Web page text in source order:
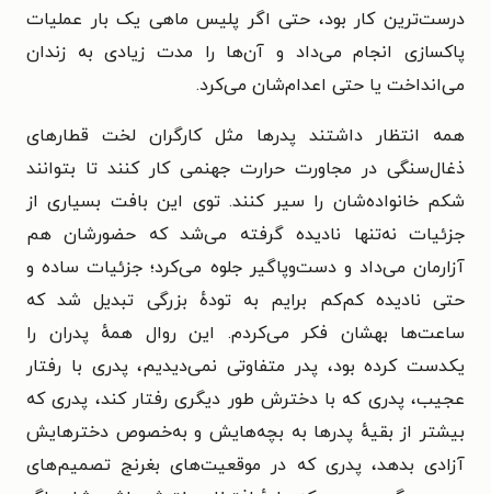
درست‌ترین کار بود، حتی اگر پلیس ماهی یک بار عملیات
پاکسازی انجام می‌داد و آن‌ها را مدت زیادی به زندان
می‌انداخت یا حتی اعدام‌شان می‌کرد.
همه انتظار داشتند پدرها مثل کارگران لخت قطارهای
ذغال‌سنگی در مجاورت حرارت جهنمی کار کنند تا بتوانند
شکم خانواده‌شان را سیر کنند. توی این بافت بسیاری از
جزئیات نه‌تنها نادیده گرفته می‌شد که حضورشان هم
آزارمان می‌داد و دست‌وپاگیر جلوه می‌کرد؛ جزئیات ساده و
حتی نادیده کم‌کم برایم به تودهٔ بزرگی تبدیل شد که
ساعت‌ها بهشان فکر می‌کردم. این روال همهٔ پدران را
یکدست کرده بود، پدر متفاوتی نمی‌دیدیم، پدری با رفتار
عجیب، پدری که با دخترش طور دیگری رفتار کند، پدری که
بیشتر از بقیهٔ پدرها به بچه‌هایش و به‌خصوص دخترهایش
آزادی بدهد، پدری که در موقعیت‌های بغرنج تصمیم‌های